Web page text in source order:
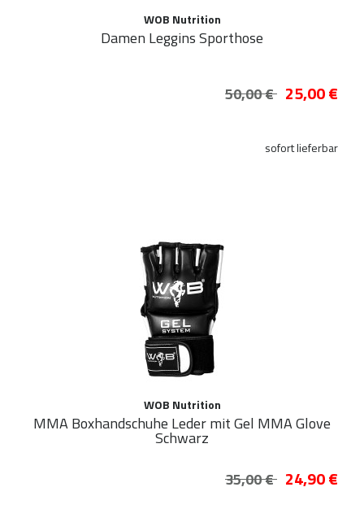
WOB Nutrition
Damen Leggins Sporthose
50,00 € 25,00 €
sofort lieferbar
WOB Nutrition
MMA Boxhandschuhe Leder mit Gel MMA Glove
Schwarz
35,00 € 24,90 €